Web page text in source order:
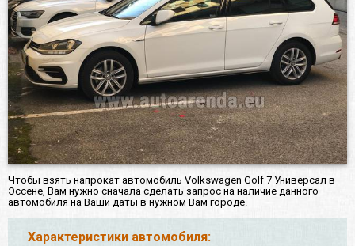
Чтобы взять напрокат автомобиль Volkswagen Golf 7 Универсал в
Эссене, Вам нужно сначала сделать запрос на наличие данного
автомобиля на Ваши даты в нужном Вам городе.
Характеристики автомобиля: